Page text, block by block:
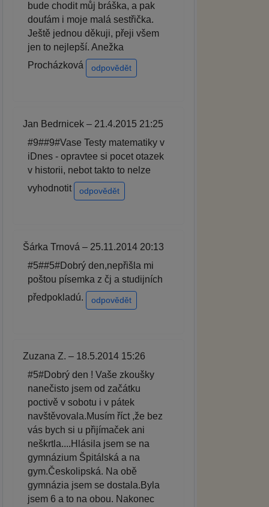
bude chodit můj bráška, a pak
doufám i moje malá sestřička.
Ještě jednou děkuji, přeji všem
jen to nejlepší. Anežka
Procházková
odpovědět
Jan Bedrnicek – 21.4.2015 21:25
#9##9#Vase Testy matematiky v
iDnes - opravtee si pocet otazek
v historii, nebot takto to nelze
vyhodnotit
odpovědět
Šárka Trnová – 25.11.2014 20:13
#5##5#Dobrý den,nepřišla mi
poštou písemka z čj a studijních
předpokladú.
odpovědět
Zuzana Z. – 18.5.2014 15:26
#5#Dobrý den ! Vaše zkoušky
nanečisto jsem od začátku
poctivě v sobotu i v pátek
navštěvovala.Musím říct ,že bez
vás bych si u přijímaček ani
neškrtla....Hlásila jsem se na
gymnázium Špitálská a na
gym.Českolipská. Na obě
gymnázia jsem se dostala.Byla
jsem 6 a to na obou. Nakonec